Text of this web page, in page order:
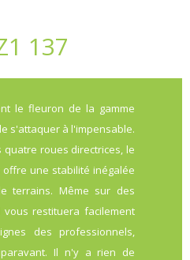
137
le fleuron de la gamme
s'attaquer à l'impensable.
roues directrices, le
offre une stabilité inégalée
terrains. Même sur des
vous restituera facilement
des professionnels,
Il n'y a rien de